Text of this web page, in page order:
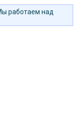
работаем над